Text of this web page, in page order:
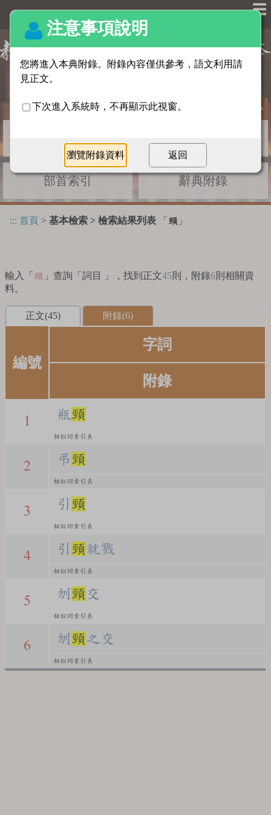
☰
部首索引 辭典附錄
::: 首頁 > 基本檢索 > 檢索結果列表 「 頸 」
輸入「 頸 」查詢「詞目 」，找到正文45則，附錄6則相關資
料。
正文(45) 附錄(6)
編號
字詞
附錄
1 瓶頸
相似詞索引表
2 弔頸
相似詞索引表
3 引 頸
相似詞索引表
4 引 頸 就戮
相似詞索引表
5 刎頸 交
相似詞索引表
6 刎頸 之交
相似詞索引表